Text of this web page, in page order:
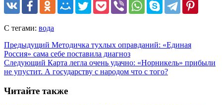
С тегами: вода
Предыдущий Методичка тухлых оправданий: «Единая
Россия» сама себе поставила диагноз
Следующий Карта легла очень удачно: «Норникель» прибыли
не упустит. А государству с народом что с того?
Читайте также